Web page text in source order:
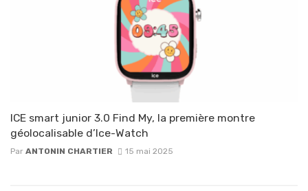
ICE smart junior 3.0 Find My, la première montre
géolocalisable d’Ice-Watch
Par ANTONIN CHARTIER 15 mai 2025